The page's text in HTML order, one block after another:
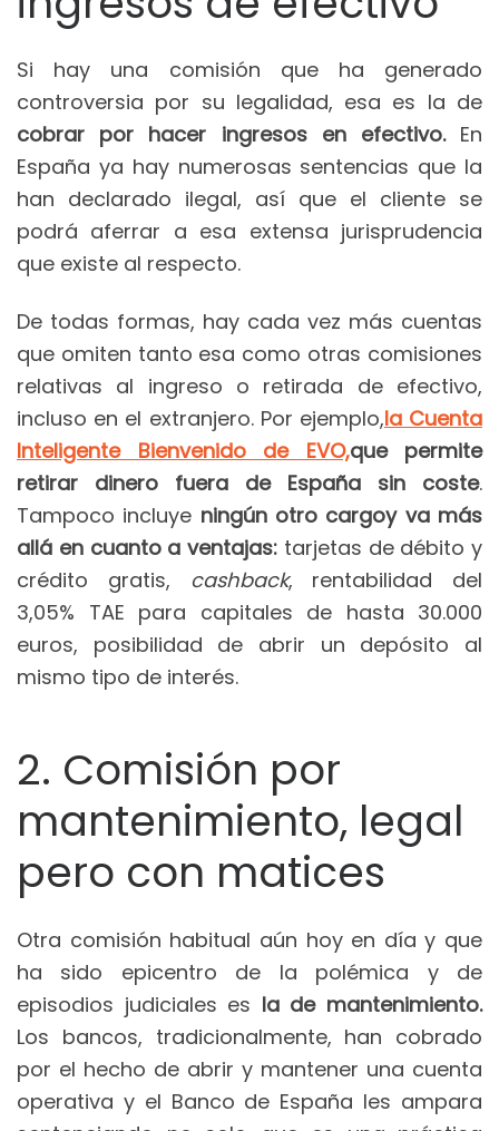
Si hay una comisión que ha generado
controversia por su legalidad, esa es la de
cobrar por hacer ingresos en efectivo.En
España ya hay numerosas sentencias que la
han declarado ilegal, así que el cliente se
podrá aferrar a esa extensa jurisprudencia
que existe al respecto.
De todas formas, hay cada vez más cuentas
que omiten tanto esa como otras comisiones
relativas al ingreso o retirada de efectivo,
incluso en el extranjero. Por ejemplo,la Cuenta
Inteligente Bienvenido de EVO,que permite
retirar dinero fuera de España sin coste.
Tampoco incluye ningún otro cargoy va más
allá en cuanto a ventajas: tarjetas de débito y
crédito gratis, cashback, rentabilidad del
3,05% TAE para capitales de hasta 30.000
euros, posibilidad de abrir un depósito al
mismo tipo de interés.
2. Comisión por
mantenimiento, legal
pero con matices
Otra comisión habitual aún hoy en día y que
ha sido epicentro de la polémica y de
episodios judiciales es la de mantenimiento.
Los bancos, tradicionalmente, han cobrado
por el hecho de abrir y mantener una cuenta
operativa y el Banco de España les ampara